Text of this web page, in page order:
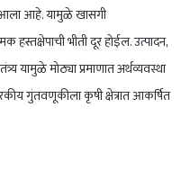
आला आहे. यामुळे खासगी
हस्तक्षेपाची भीती दूर होईल. उत्पादन,
यामुळे मोठ्या प्रमाणात अर्थव्यवस्था
गुंतवणूकीला कृषी क्षेत्रात आकर्षित